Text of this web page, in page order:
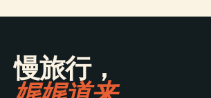
慢旅行，